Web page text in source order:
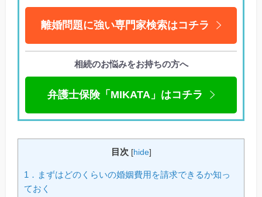
離婚問題に強い専門家検索はコチラ
相続のお悩みをお持ちの方へ
弁護士保険「MIKATA」はコチラ
目次 [hide]
1．まずはどのくらいの婚姻費用を請求できるか知っ
ておく